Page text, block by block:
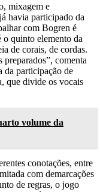
mixagem e
havia participado da
com Bogren é
quinto elemento da
de corais, de cordas.
comenta
participação de
que divide os vocais
volume da
conotações, entre
com demarcações
de regras, o jogo